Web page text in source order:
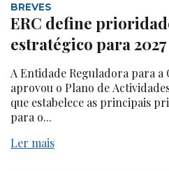
BREVES
ERC define
estratégico para 2027
A Entidade Reguladora para a
aprovou o Plano de
que estabelece as principais
para o...
Ler mais